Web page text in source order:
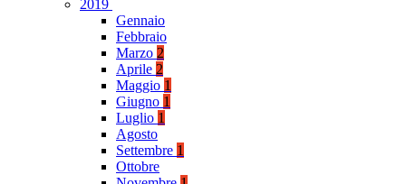
2019
Gennaio
Febbraio
Marzo 2
Aprile 2
Maggio 1
Giugno 1
Luglio 1
Agosto
Settembre 1
Ottobre